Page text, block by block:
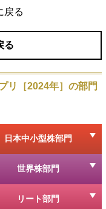
戻る
る
リ［2024年］の部門
日本中小型株部門
世界株部門
リート部門